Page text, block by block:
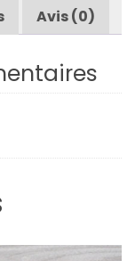
Avis (0)